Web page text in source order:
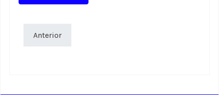
Anterior